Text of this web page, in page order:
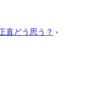
直どう思う？ ›